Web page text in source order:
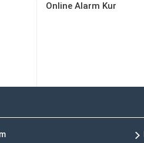
Online Alarm Kur